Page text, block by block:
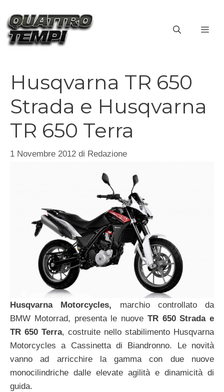
contenuto
Husqvarna TR 650
Strada e Husqvarna
TR 650 Terra
1 Novembre 2012 di Redazione
Husqvarna Motorcycles, marchio controllato da
BMW Motorrad, presenta le nuove TR 650 Strada e
TR 650 Terra, costruite nello stabilimento Husqvarna
Motorcycles a Cassinetta di Biandronno. Le novità
vanno ad arricchire la gamma con due nuove
monocilindriche dalle elevate agilità e dinamicità di
guida.